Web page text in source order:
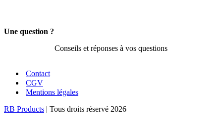
Une question ?
Conseils et réponses à vos questions
Contact
CGV
Mentions légales
RB Products | Tous droits réservé 2026